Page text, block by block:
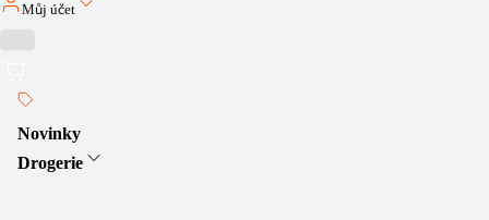
Můj účet
Novinky
Drogerie